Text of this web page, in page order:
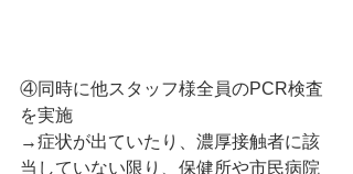
④同時に他スタッフ様全員のPCR検査
を実施
→症状が出ていたり、濃厚接触者に該
当していない限り、保健所や市民病院